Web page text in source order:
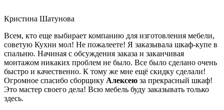
Кристина Шатунова
Всем, кто еще выбирает компанию для изготовления мебели,
советую Кухни мол! Не пожалеете! Я заказывала шкаф-купе в
спальню. Начиная с обсуждения заказа и заканчивая
монтажом никаких проблем не было. Все было сделано очень
быстро и качественно. К тому же мне ещё скидку сделали!
Огромное спасибо сборщику Алексею за прекрасный шкаф!
Это мастер своего дела! Всю мебель буду заказывать только
здесь.